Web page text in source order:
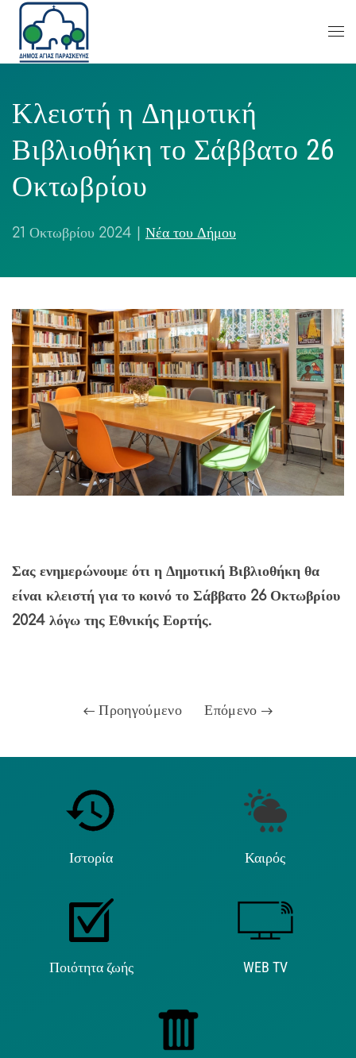
Κλειστή η Δημοτική
Βιβλιοθήκη το Σάββατο 26
Οκτωβρίου
21 Οκτωβρίου 2024 Νέα του Δήμου
Σας ενημερώνουμε ότι η Δημοτική Βιβλιοθήκη θα
είναι κλειστή για το κοινό το Σάββατο 26 Οκτωβρίου
2024 λόγω της Εθνικής Εορτής.
Προηγούμενο Επόμενο
Ιστορία Καιρός
Ποιότητα ζωής WEB TV